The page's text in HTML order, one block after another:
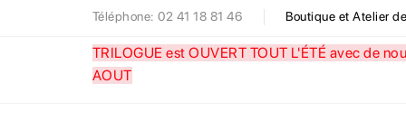
Téléphone: 02 41 18 81 46 Boutique et Atelier
TRILOGUE est OUVERT TOUT L'ÉTÉ avec de
AOUT